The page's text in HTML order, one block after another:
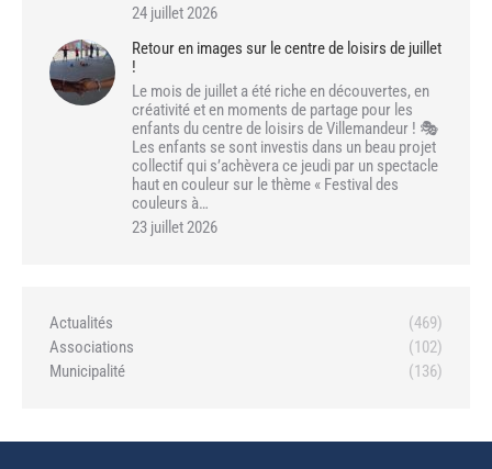
24 juillet 2026
Retour en images sur le centre de loisirs de juillet
!
Le mois de juillet a été riche en découvertes, en
créativité et en moments de partage pour les
enfants du centre de loisirs de Villemandeur ! 🎭
Les enfants se sont investis dans un beau projet
collectif qui s’achèvera ce jeudi par un spectacle
haut en couleur sur le thème « Festival des
couleurs à…
23 juillet 2026
Actualités
(469)
Associations
(102)
Municipalité
(136)